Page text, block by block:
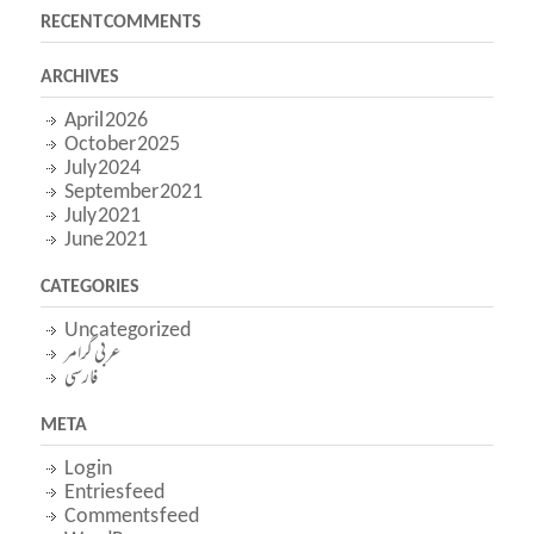
RECENT COMMENTS
ARCHIVES
April 2026
October 2025
July 2024
September 2021
July 2021
June 2021
CATEGORIES
Uncategorized
عربی گرامر
فارسی
META
Log in
Entries feed
Comments feed